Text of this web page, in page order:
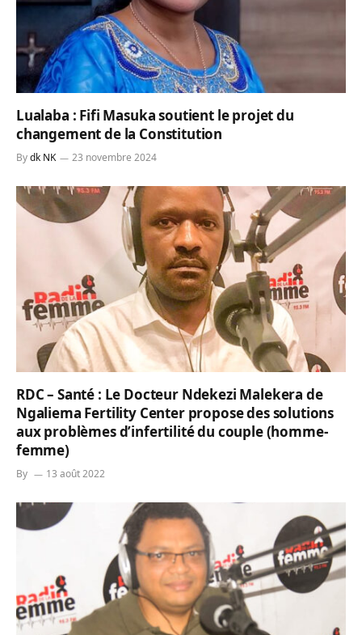
Lualaba : Fifi Masuka soutient le projet du
changement de la Constitution
Bydk NK 23 novembre 2024
RDC – Santé : Le Docteur Ndekezi Malekera de
Ngaliema Fertility Center propose des solutions
aux problèmes d’infertilité du couple (homme-
femme)
By 13 août 2022